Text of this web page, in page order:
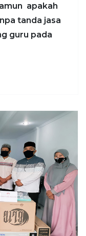
apakah
tanda jasa
guru pada